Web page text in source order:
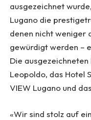
ausgezeichnet
Lugano die
denen nicht weniger
gewürdigt werden –
Die
Leopoldo, das Hotel
VIEW Lugano und
«Wir sind stolz auf